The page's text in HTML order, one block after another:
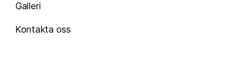
Galleri
Kontakta oss